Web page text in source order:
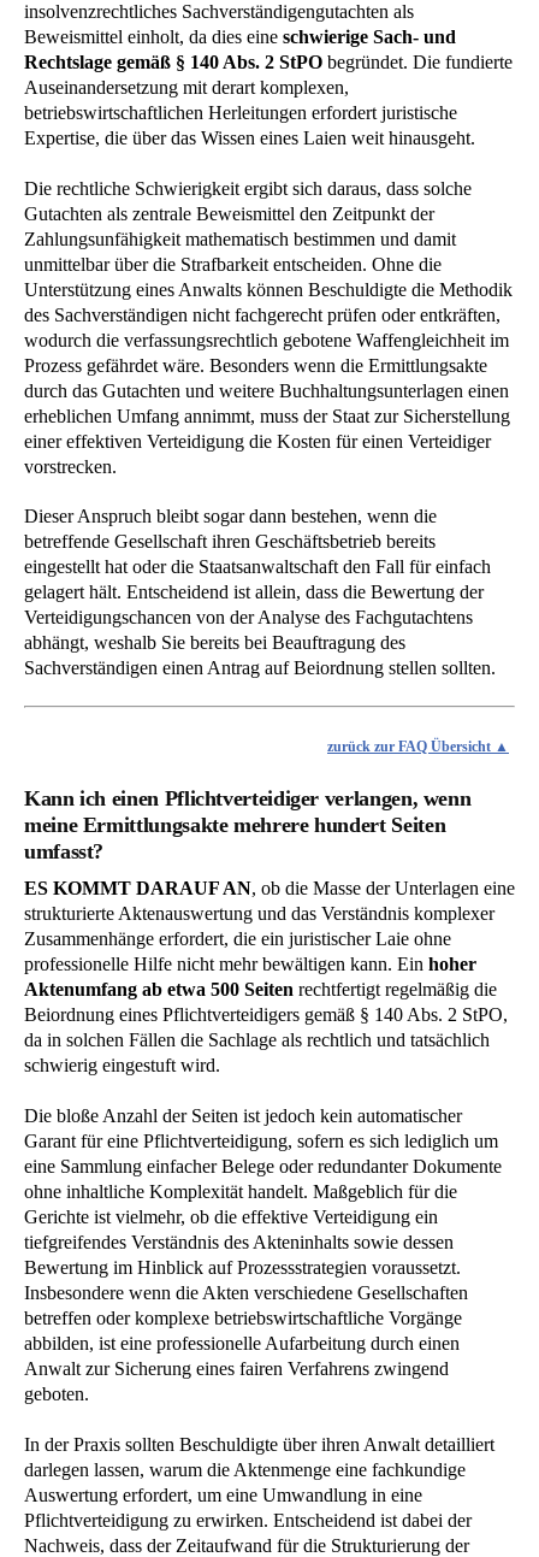
insolvenzrechtliches Sachverständigengutachten als
Beweismittel einholt, da dies eine schwierige Sach- und
Rechtslage gemäß § 140 Abs. 2 StPO begründet. Die fundierte
Auseinandersetzung mit derart komplexen,
betriebswirtschaftlichen Herleitungen erfordert juristische
Expertise, die über das Wissen eines Laien weit hinausgeht.
Die rechtliche Schwierigkeit ergibt sich daraus, dass solche
Gutachten als zentrale Beweismittel den Zeitpunkt der
Zahlungsunfähigkeit mathematisch bestimmen und damit
unmittelbar über die Strafbarkeit entscheiden. Ohne die
Unterstützung eines Anwalts können Beschuldigte die Methodik
des Sachverständigen nicht fachgerecht prüfen oder entkräften,
wodurch die verfassungsrechtlich gebotene Waffengleichheit im
Prozess gefährdet wäre. Besonders wenn die Ermittlungsakte
durch das Gutachten und weitere Buchhaltungsunterlagen einen
erheblichen Umfang annimmt, muss der Staat zur Sicherstellung
einer effektiven Verteidigung die Kosten für einen Verteidiger
vorstrecken.
Dieser Anspruch bleibt sogar dann bestehen, wenn die
betreffende Gesellschaft ihren Geschäftsbetrieb bereits
eingestellt hat oder die Staatsanwaltschaft den Fall für einfach
gelagert hält. Entscheidend ist allein, dass die Bewertung der
Verteidigungschancen von der Analyse des Fachgutachtens
abhängt, weshalb Sie bereits bei Beauftragung des
Sachverständigen einen Antrag auf Beiordnung stellen sollten.
zurück zur FAQ Übersicht
Kann ich einen Pflichtverteidiger verlangen, wenn
meine Ermittlungsakte mehrere hundert Seiten
umfasst?
ES KOMMT DARAUF AN, ob die Masse der Unterlagen eine
strukturierte Aktenauswertung und das Verständnis komplexer
Zusammenhänge erfordert, die ein juristischer Laie ohne
professionelle Hilfe nicht mehr bewältigen kann. Ein hoher
Aktenumfang ab etwa 500 Seiten rechtfertigt regelmäßig die
Beiordnung eines Pflichtverteidigers gemäß § 140 Abs. 2 StPO,
da in solchen Fällen die Sachlage als rechtlich und tatsächlich
schwierig eingestuft wird.
Die bloße Anzahl der Seiten ist jedoch kein automatischer
Garant für eine Pflichtverteidigung, sofern es sich lediglich um
eine Sammlung einfacher Belege oder redundanter Dokumente
ohne inhaltliche Komplexität handelt. Maßgeblich für die
Gerichte ist vielmehr, ob die effektive Verteidigung ein
tiefgreifendes Verständnis des Akteninhalts sowie dessen
Bewertung im Hinblick auf Prozessstrategien voraussetzt.
Insbesondere wenn die Akten verschiedene Gesellschaften
betreffen oder komplexe betriebswirtschaftliche Vorgänge
abbilden, ist eine professionelle Aufarbeitung durch einen
Anwalt zur Sicherung eines fairen Verfahrens zwingend
geboten.
In der Praxis sollten Beschuldigte über ihren Anwalt detailliert
darlegen lassen, warum die Aktenmenge eine fachkundige
Auswertung erfordert, um eine Umwandlung in eine
Pflichtverteidigung zu erwirken. Entscheidend ist dabei der
Nachweis, dass der Zeitaufwand für die Strukturierung der